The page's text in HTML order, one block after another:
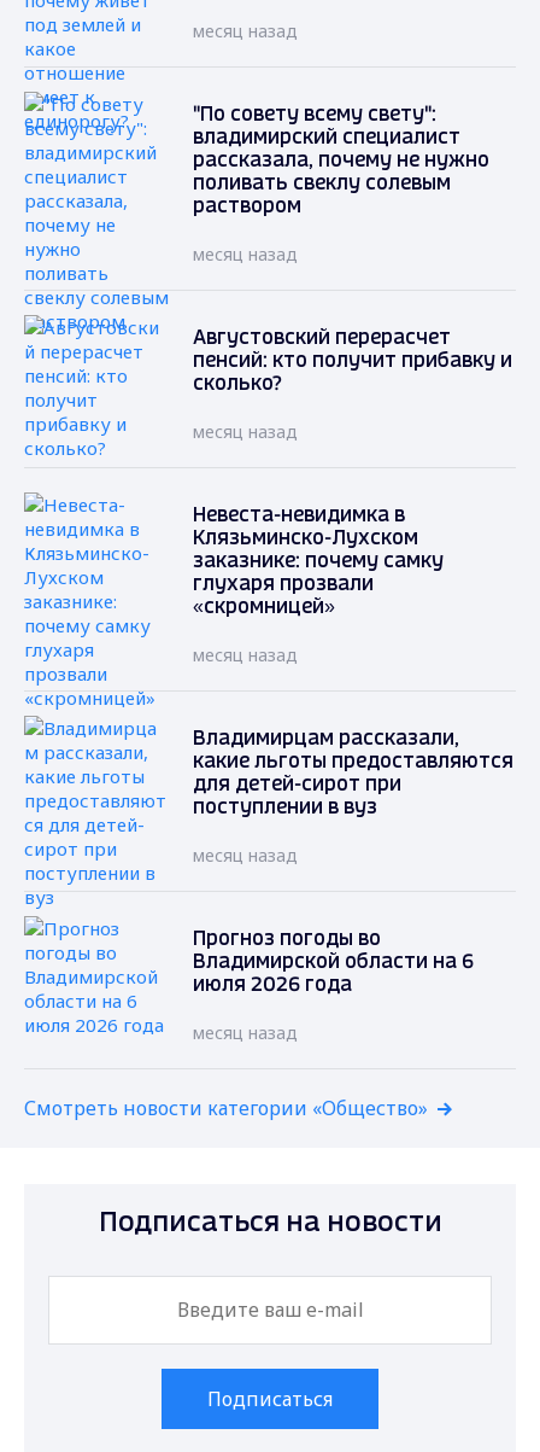
месяц назад
"По совету всему свету":
владимирский специалист
рассказала, почему не нужно
поливать свеклу солевым
раствором
месяц назад
Августовский перерасчет
пенсий: кто получит прибавку и
сколько?
месяц назад
Невеста-невидимка в
Клязьминско-Лухском
заказнике: почему самку
глухаря прозвали
«скромницей»
месяц назад
Владимирцам рассказали,
какие льготы предоставляются
для детей-сирот при
поступлении в вуз
месяц назад
Прогноз погоды во
Владимирской области на 6
июля 2026 года
месяц назад
Смотреть новости категории «Общество»
Подписаться на новости
Подписаться